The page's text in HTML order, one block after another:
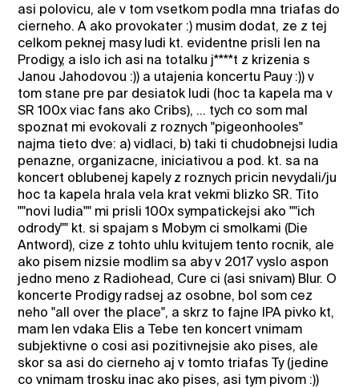
asi polovicu, ale v tom vsetkom podla mna triafas do
cierneho. A ako provokater :) musim dodat, ze z tej
celkom peknej masy ludi kt. evidentne prisli len na
Prodigy, a islo ich asi na totalku j****t z krizenia s
Janou Jahodovou :)) a utajenia koncertu Pauy :)) v
tom stane pre par desiatok ludi (hoc ta kapela ma v
SR 100x viac fans ako Cribs), ... tych co som mal
spoznat mi evokovali z roznych "pigeonhooles"
najma tieto dve: a) vidlaci, b) taki ti chudobnejsi ludia
penazne, organizacne, iniciativou a pod. kt. sa na
koncert oblubenej kapely z roznych pricin nevydali/ju
hoc ta kapela hrala vela krat vekmi blizko SR. Tito
""novi ludia"" mi prisli 100x sympatickejsi ako ""ich
odrody"" kt. si spajam s Mobym ci smolkami (Die
Antword), cize z tohto uhlu kvitujem tento rocnik, ale
ako pisem nizsie modlim sa aby v 2017 vyslo aspon
jedno meno z Radiohead, Cure ci (asi snivam) Blur. O
koncerte Prodigy radsej az osobne, bol som cez
neho "all over the place", a skrz to fajne IPA pivko kt,
mam len vdaka Elis a Tebe ten koncert vnimam
subjektivne o cosi asi pozitivnejsie ako pises, ale
skor sa asi do cierneho aj v tomto triafas Ty (jedine
co vnimam trosku inac ako pises, asi tym pivom :))